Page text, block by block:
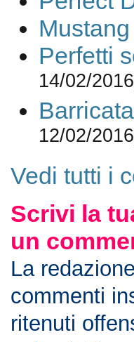
Mustang
Perfetti
14/02/
12/02/
Vedi tutti i
Scrivi la
un
La
commenti
ritenuti